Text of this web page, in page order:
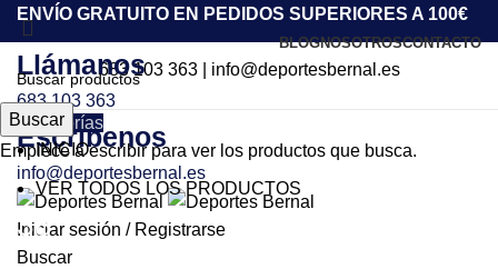
ENVÍO GRATUITO EN PEDIDOS SUPERIORES A 100€
BLOGNOSOTROSCONTACTO
683 103 363| info@deportesbernal.es
Llámanos
683 103 363
Escríbenos
info@deportesbernal.es
Iniciar sesión / Registrarse
Buscar
Categorías
INICIO
VER TODOS LOS PRODUCTOS
38
Buscar
Empiece a escribir para ver los productos que busca.